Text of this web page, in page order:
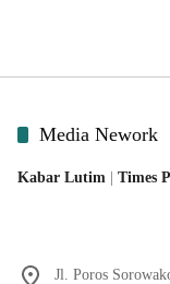
Media Nework
Kabar Lutim | Times
Jl. Poros